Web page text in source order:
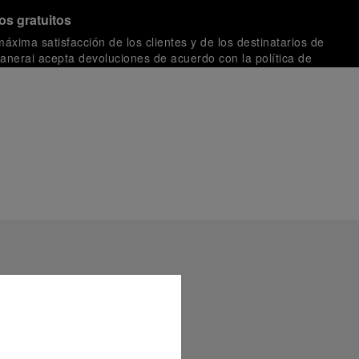
gratuitos
satisfacción de los clientes y de los destinatarios de
acepta devoluciones de acuerdo con la política de
con un envoltorio de regalo complementario en una
Durante el procedimiento de pago en línea, se le
un mensaje de regalo personalizado.